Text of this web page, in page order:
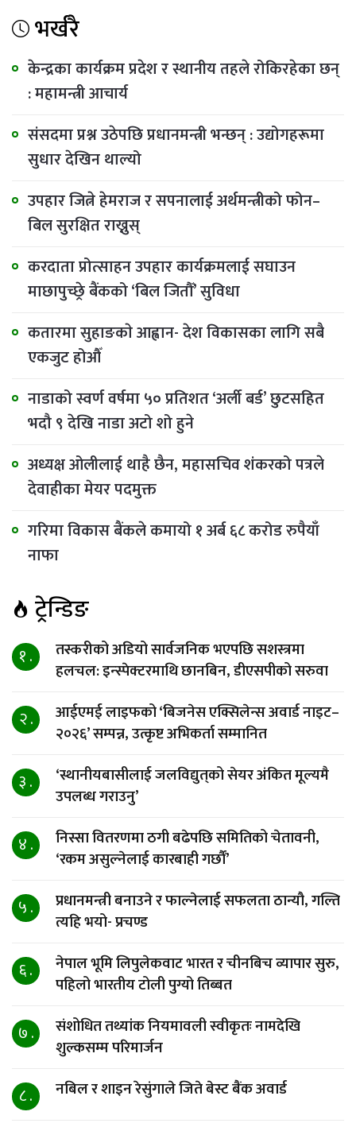
भर्खरै
केन्द्रका कार्यक्रम प्रदेश र स्थानीय तहले रोकिरहेका छन्
: महामन्त्री आचार्य
संसदमा प्रश्न उठेपछि प्रधानमन्त्री भन्छन् : उद्योगहरूमा
सुधार देखिन थाल्यो
उपहार जित्ने हेमराज र सपनालाई अर्थमन्त्रीको फोन–
बिल सुरक्षित राख्नुस्
करदाता प्रोत्साहन उपहार कार्यक्रमलाई सघाउन
माछापुच्छ्रे बैंकको ‘बिल जितौँ’ सुविधा
कतारमा सुहाङकाे आह्वान- देश विकासका लागि सबै
एकजुट होऔँ
नाडाको स्वर्ण वर्षमा ५० प्रतिशत ‘अर्ली बर्ड’ छुटसहित
भदौ ९ देखि नाडा अटो शो हुने
अध्यक्ष ओलीलाई थाहै छैन, महासचिव शंकरको पत्रले
देवाहीका मेयर पदमुक्त
गरिमा विकास बैंकले कमायो १ अर्ब ६८ करोड रुपैयाँ
नाफा
ट्रेन्डिङ
१ .
तस्करीको अडियो सार्वजनिक भएपछि सशस्त्रमा
हलचल: इन्स्पेक्टरमाथि छानबिन, डीएसपीको सरुवा
२ .
आईएमई लाइफको ‘बिजनेस एक्सिलेन्स अवार्ड नाइट–
२०२६’ सम्पन्न, उत्कृष्ट अभिकर्ता सम्मानित
३ .
‘स्थानीयबासीलाई जलविद्युत्‌को सेयर अंकित मूल्यमै
उपलब्ध गराउनु’
४ .
निस्सा वितरणमा ठगी बढेपछि समितिको चेतावनी,
‘रकम असुल्नेलाई कारबाही गर्छाैं’
५ .
प्रधानमन्त्री बनाउने र फाल्नेलाई सफलता ठान्यौ, गल्ति
त्यहि भयो- प्रचण्ड
६ .
नेपाल भूमि लिपुलेकवाट भारत र चीनबिच व्यापार सुरु,
पहिलो भारतीय टोली पुग्यो तिब्बत
७ .
संशोधित तथ्यांक नियमावली स्वीकृतः नामदेखि
शुल्कसम्म परिमार्जन
८ . नबिल र शाइन रेसुंगाले जिते बेस्ट बैंक अवार्ड